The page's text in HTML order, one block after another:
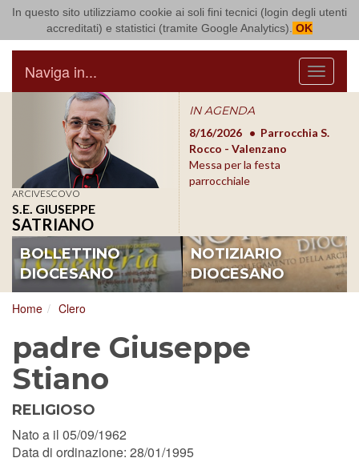
In questo sito utilizziamo cookie ai soli fini tecnici (login degli utenti
accreditati) e statistici (tramite Google Analytics). OK
Arcidiocesi di Bari Bitonto
Menu
Naviga in...
ARCIVESCOVO
S.E. GIUSEPPE
SATRIANO
IN AGENDA
8/17/2026
Conversano
Conferenza Episcopale
Pugliese
8/16/2026
Parrocchia S.
Rocco - Valenzano
Messa per la festa
parrocchiale
BOLLETTINO
DIOCESANO
NOTIZIARIO
DIOCESANO
Home Clero
padre Giuseppe
Stiano
RELIGIOSO
Nato a il 05/09/1962
Data di ordinazione: 28/01/1995